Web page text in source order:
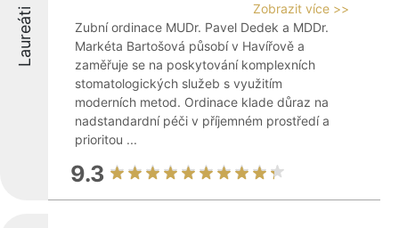
Laureáti
Zobrazit více >>
Zubní ordinace MUDr. Pavel Dedek a MDDr.
Markéta Bartošová působí v Havířově a
zaměřuje se na poskytování komplexních
stomatologických služeb s využitím
moderních metod. Ordinace klade důraz na
nadstandardní péči v příjemném prostředí a
prioritou ...
9.3